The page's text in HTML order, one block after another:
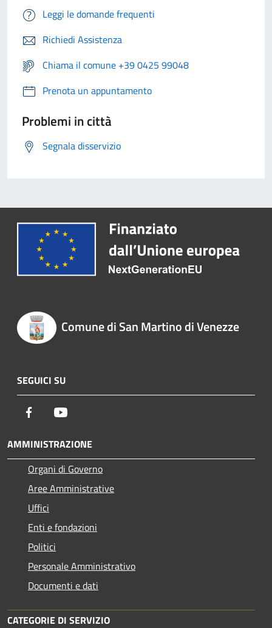
Leggi le domande frequenti
Richiedi Assistenza
Chiama il comune +39 0425 99048
Prenota un appuntamento
Problemi in città
Segnala disservizio
Comune di San Martino di Venezze
SEGUICI SU
Facebook
AMMINISTRAZIONE
Organi di Governo
Aree Amministrative
Uffici
Enti e fondazioni
Politici
Personale Amministrativo
Documenti e dati
CATEGORIE DI SERVIZIO